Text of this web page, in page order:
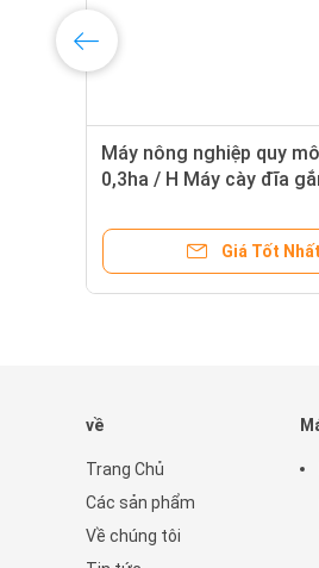
Máy nông nghiệp quy
0,3ha / H Máy cày đĩa
Giá Tốt Nhất
về
Trang Chủ
Các sản phẩm
Về chúng tôi